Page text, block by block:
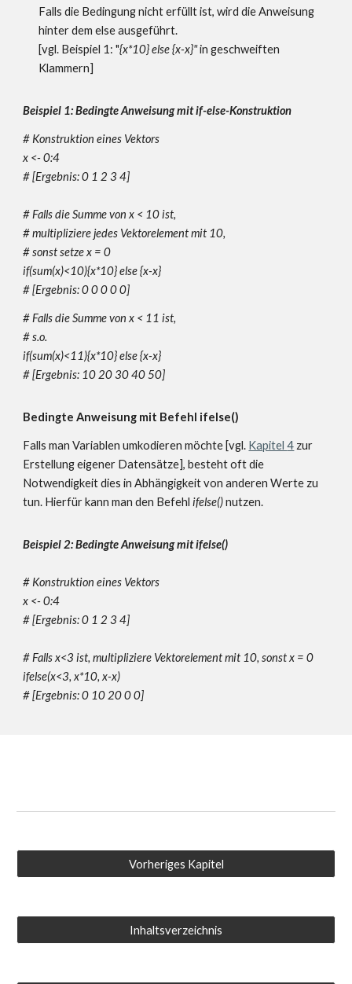
Falls die Bedingung nicht erfüllt ist, wird die Anweisung
hinter dem else ausgeführt.
[vgl. Beispiel 1: "{x*10} else {x-x}"in geschweiften
Klammern]
Beispiel 1: Bedingte Anweisung mit if-else-Konstruktion
# Konstruktion eines Vektors
x <- 0:4
# [Ergebnis: 0 1 2 3 4]
# Falls die Summe von x < 10 ist,
# multipliziere jedes Vektorelement mit 10,
# sonst setze x = 0
if(sum(x)<10){x*10} else {x-x}
# [Ergebnis: 0 0 0 0 0]
# Falls die Summe von x < 11 ist,
# s.o.
if(sum(x)<11){x*10} else {x-x}
# [Ergebnis: 10 20 30 40 50]
Bedingte Anweisung mit Befehl ifelse()
Falls man Variablen umkodieren möchte [vgl. Kapitel4 zur
Erstellung eigener Datensätze], besteht oft die
Notwendigkeit dies in Abhängigkeit von anderen Werte zu
tun. Hierfür kann man den Befehlifelse()nutzen.
Beispiel 2: Bedingte Anweisung mit ifelse()
# Konstruktion eines Vektors
x <- 0:4
# [Ergebnis: 0 1 2 3 4]
# Falls x<3 ist, multipliziere Vektorelement mit 10, sonst x = 0
ifelse(x<3, x*10, x-x)
# [Ergebnis: 0 10 20 0 0]
Vorheriges Kapitel
Inhaltsverzeichnis